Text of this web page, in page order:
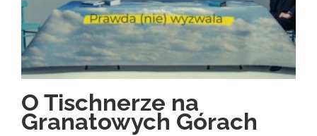
O Tischnerze na
Granatowych Górach